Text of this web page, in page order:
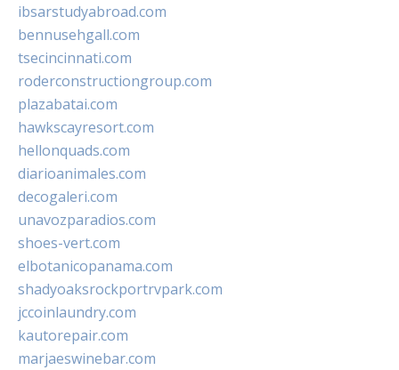
ibsarstudyabroad.com
bennusehgall.com
tsecincinnati.com
roderconstructiongroup.com
plazabatai.com
hawkscayresort.com
hellonquads.com
diarioanimales.com
decogaleri.com
unavozparadios.com
shoes-vert.com
elbotanicopanama.com
shadyoaksrockportrvpark.com
jccoinlaundry.com
kautorepair.com
marjaeswinebar.com